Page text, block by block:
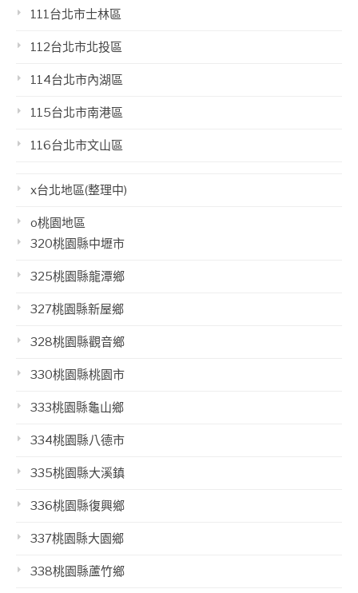
111台北市士林區
112台北市北投區
114台北市內湖區
115台北市南港區
116台北市文山區
x台北地區(整理中)
o桃園地區
320桃園縣中壢市
325桃園縣龍潭鄉
327桃園縣新屋鄉
328桃園縣觀音鄉
330桃園縣桃園市
333桃園縣龜山鄉
334桃園縣八德市
335桃園縣大溪鎮
336桃園縣復興鄉
337桃園縣大園鄉
338桃園縣蘆竹鄉